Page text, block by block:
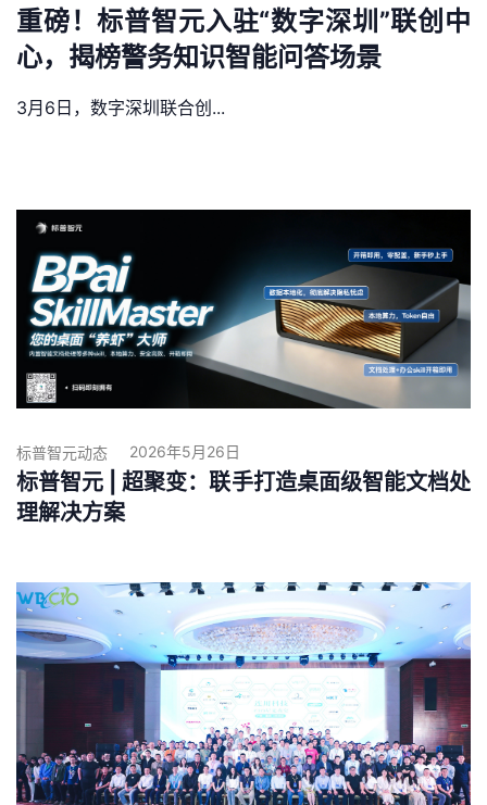
重磅！标普智元入驻“数字深圳”联创中
心，揭榜警务知识智能问答场景
3月6日，数字深圳联合创...
标普智元动态 2026年5月26日
标普智元 | 超聚变：联手打造桌面级智能文档处
理解决方案